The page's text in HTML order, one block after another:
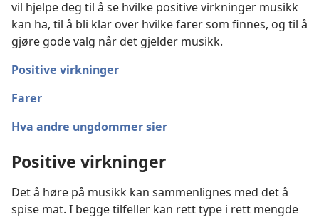
vil hjelpe deg til å se hvilke positive virkninger musikk
kan ha, til å bli klar over hvilke farer som finnes, og til å
gjøre gode valg når det gjelder musikk.
Positive virkninger
Farer
Hva andre ungdommer sier
Positive virkninger
Det å høre på musikk kan sammenlignes med det å
spise mat. I begge tilfeller kan rett type i rett mengde